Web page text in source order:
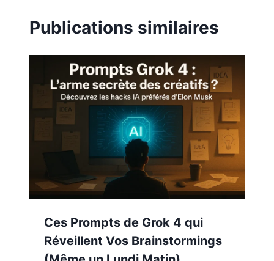
Publications similaires
Ces Prompts de Grok 4 qui
Réveillent Vos Brainstormings